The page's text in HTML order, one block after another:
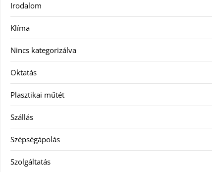
Irodalom
Klíma
Nincs kategorizálva
Oktatás
Plasztikai műtét
Szállás
Szépségápolás
Szolgáltatás